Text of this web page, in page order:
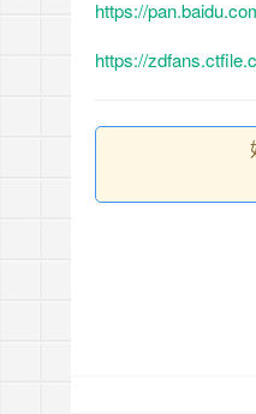
https://
https://